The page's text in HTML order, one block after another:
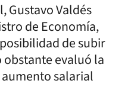
Gustavo Valdés
de Economía,
de subir
evaluó la
salarial